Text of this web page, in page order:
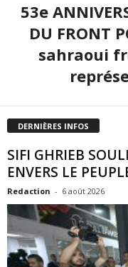
53e
DU FRONT
sahraoui
DERNIÈRES INFOS
SIFI GHRIEB
ENVERS LE
Redaction - 6 août 2026